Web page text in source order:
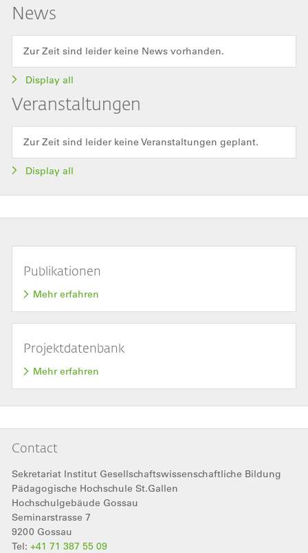
News
Zur Zeit sind leider keine News vorhanden.
Display all
Veranstaltungen
Zur Zeit sind leider keine Veranstaltungen geplant.
Display all
Publikationen
Mehr erfahren
Projektdatenbank
Mehr erfahren
Contact
Sekretariat Institut Gesellschaftswissenschaftliche Bildung
Pädagogische Hochschule St.Gallen
Hochschulgebäude Gossau
Seminarstrasse 7
9200 Gossau
Tel: +41 71 387 55 09